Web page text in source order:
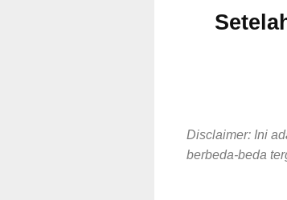
Disclaimer: Ini
berbeda-beda